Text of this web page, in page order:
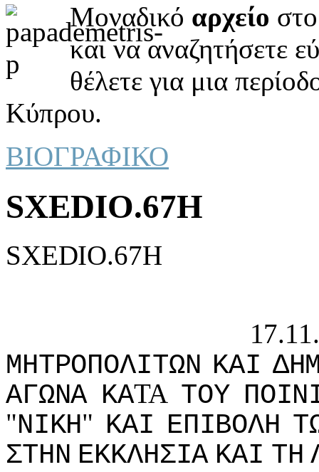
Μοναδικό αρχείο
και να αναζητήσετε
θέλετε για μια
Κύπρου.
ΒΙΟΓΡΑΦΙΚΟ
SXEDIO.67H
SXEDIO.67H
ΜΗΤΡΟΠΟΛIΤΩΝ ΚΑI
ΑΓΩΝΑ ΚΑTA ΤΟΥ
"ΝIΚΗ" ΚΑI ΕΠIΒΟΛΗ
ΣΤΗΝ ΕΚΚΛΗΣIΑ ΚΑI ΤΗ